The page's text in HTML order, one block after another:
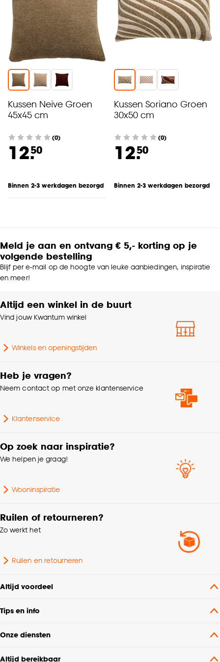
Kussen Neive Groen
45x45 cm
(0)
12.50
Binnen 2-3 werkdagen bezorgd
Kussen Soriano Groen
30x50 cm
(0)
12.50
Binnen 2-3 werkdagen bezorgd
Meld je aan en ontvang € 5,- korting op je
volgende bestelling
Blijf per e-mail op de hoogte van leuke aanbiedingen, inspiratie
en meer!
Altijd een winkel in de buurt
Vind jouw Kwantum winkel
Winkels en openingstijden
Heb je vragen?
Neem contact op met onze klantenservice
Klantenservice
Op zoek naar inspiratie?
We helpen je graag!
Wooninspiratie
Ruilen of retourneren?
Zo werkt het
Ruilen en retourneren
Altijd voordeel
Tips en info
Onze diensten
Altijd bereikbaar